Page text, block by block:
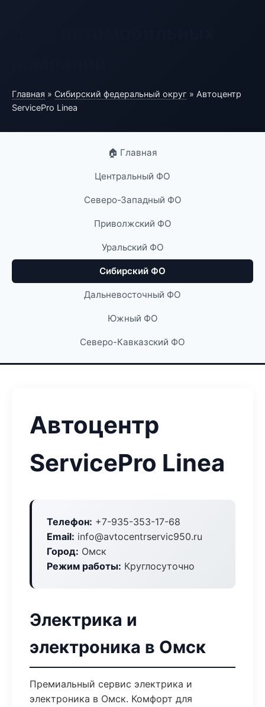
Главная » Сибирский федеральный округ » Автоцентр
ServicePro Linea
🏠 Главная
Центральный ФО
Северо-Западный ФО
Приволжский ФО
Уральский ФО
Сибирский ФО
Дальневосточный ФО
Южный ФО
Северо-Кавказский ФО
Автоцентр
ServicePro Linea
Телефон: +7-935-353-17-68
Email: info@avtocentrservic950.ru
Город: Омск
Режим работы: Круглосуточно
Электрика и
электроника в Омск
Премиальный сервис электрика и
электроника в Омск. Комфорт для